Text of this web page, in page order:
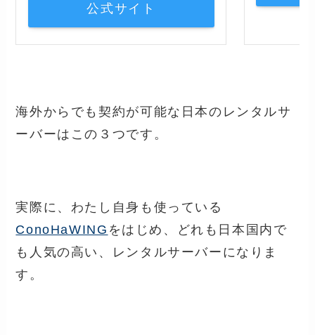
公式サイト
海外からでも契約が可能な日本のレンタルサ
ーバーはこの３つです。
実際に、わたし自身も使っている
ConoHaWING をはじめ、どれも日本国内で
も人気の高い、レンタルサーバーになりま
す。